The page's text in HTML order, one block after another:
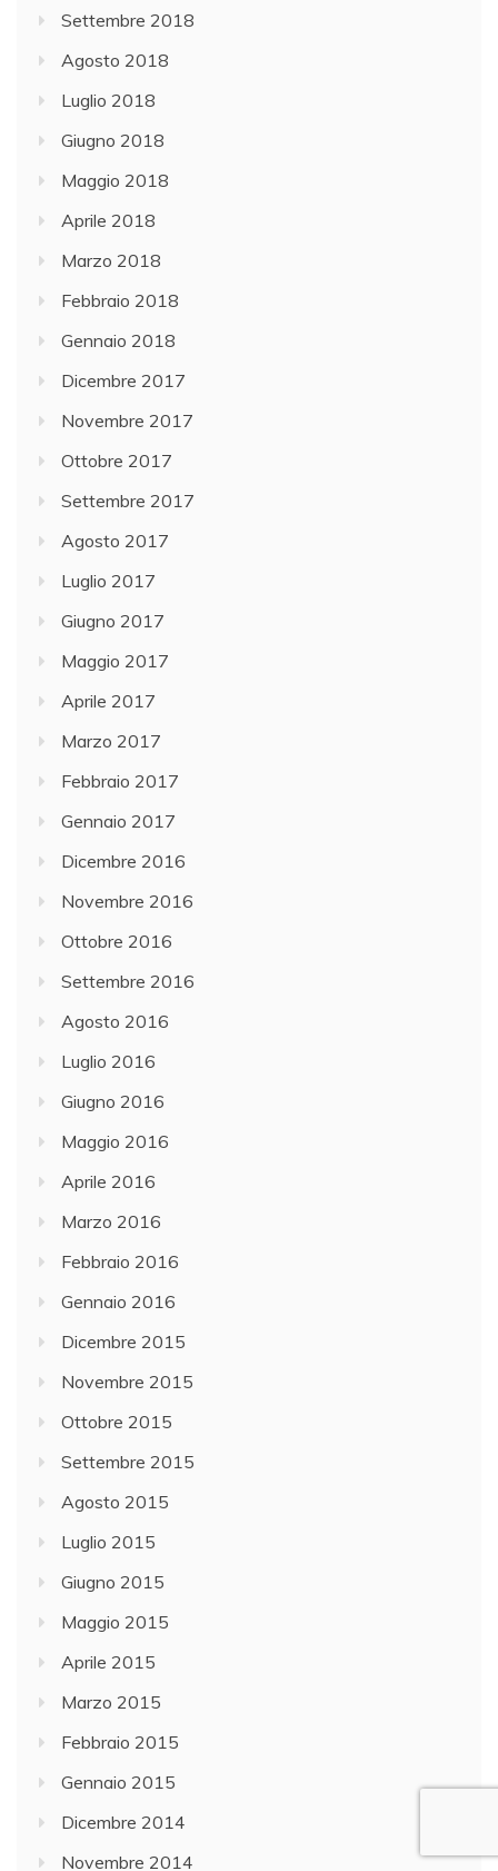
Settembre 2018
Agosto 2018
Luglio 2018
Giugno 2018
Maggio 2018
Aprile 2018
Marzo 2018
Febbraio 2018
Gennaio 2018
Dicembre 2017
Novembre 2017
Ottobre 2017
Settembre 2017
Agosto 2017
Luglio 2017
Giugno 2017
Maggio 2017
Aprile 2017
Marzo 2017
Febbraio 2017
Gennaio 2017
Dicembre 2016
Novembre 2016
Ottobre 2016
Settembre 2016
Agosto 2016
Luglio 2016
Giugno 2016
Maggio 2016
Aprile 2016
Marzo 2016
Febbraio 2016
Gennaio 2016
Dicembre 2015
Novembre 2015
Ottobre 2015
Settembre 2015
Agosto 2015
Luglio 2015
Giugno 2015
Maggio 2015
Aprile 2015
Marzo 2015
Febbraio 2015
Gennaio 2015
Dicembre 2014
Novembre 2014